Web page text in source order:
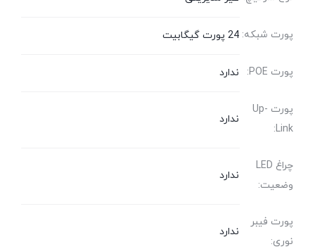
پورت شبکه: 24 پورت گیگابیت
پورت POE: ندارد
پورت Up-
Link:
ندارد
چراغ LED
وضعیت:
ندارد
پورت فیبر
نوری:
ندارد